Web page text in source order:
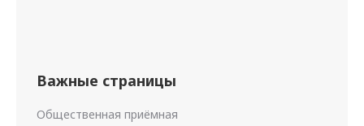
Важные страницы
Общественная приёмная